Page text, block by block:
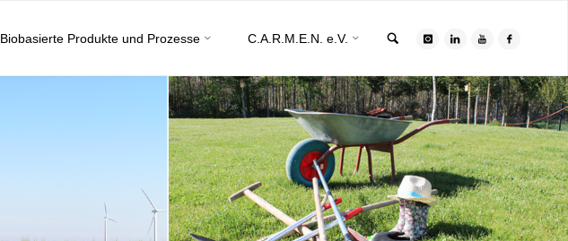
Biobasierte Produkte und Prozesse C.A.R.M.E.N. e.V.